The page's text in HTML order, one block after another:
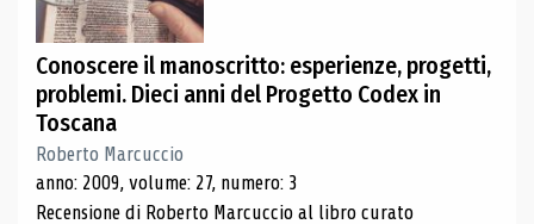
Conoscere il manoscritto: esperienze, progetti,
problemi. Dieci anni del Progetto Codex in
Toscana
Roberto Marcuccio
anno: 2009, volume: 27, numero: 3
Recensione di Roberto Marcuccio al libro curato